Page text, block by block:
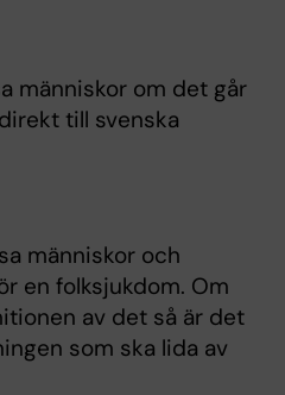
människor om det går
till svenska
människor och
en folksjukdom. Om
av det så är det
som ska lida av